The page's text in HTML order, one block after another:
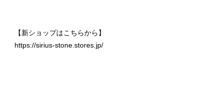
【新ショップはこちらから】
https://sirius-stone.stores.jp/